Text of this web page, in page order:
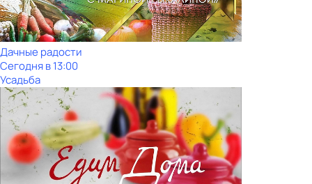
Дачные радости
Сегодня в 13:00
Усадьба